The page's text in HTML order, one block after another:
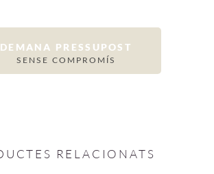
DEMANA PRESSUPOST
SENSE COMPROMÍS
RELACIONATS